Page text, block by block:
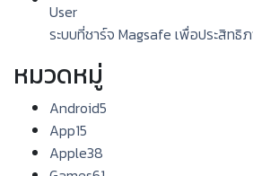
ระบบที่ชาร์จ Magsafe เพื่อประสิท
หมวดหมู่
Android5
App15
Apple38